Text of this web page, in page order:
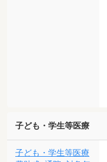
子ども・学生等医療
子ども・学生等医療